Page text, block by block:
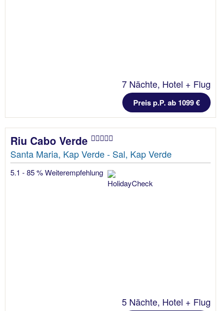
7 Nächte, Hotel + Flug
Preis p.P. ab 1099 €
Riu Cabo Verde
Santa Maria, Kap Verde - Sal, Kap Verde
5.1 - 85 % Weiterempfehlung
5 Nächte, Hotel + Flug